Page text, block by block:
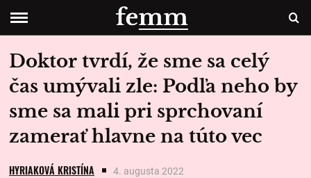
Doktor tvrdí, že sme sa celý
čas umývali zle: Podľa neho by
sme sa mali pri sprchovaní
zamerať hlavne na túto vec
HYRIAKOVÁ KRISTÍNA 4. augusta 2022